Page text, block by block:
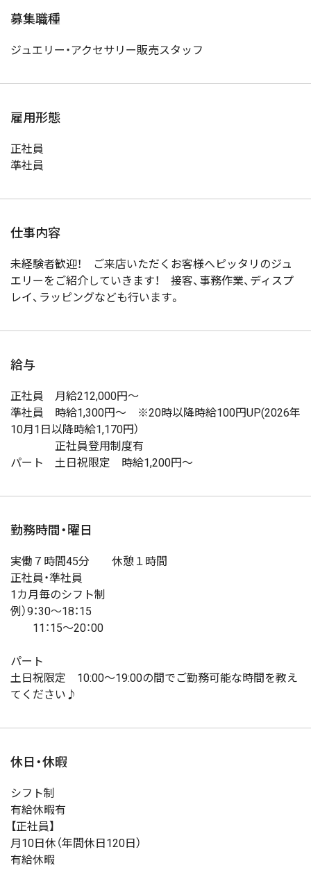
募集職種
ジュエリー・アクセサリー販売スタッフ
雇用形態
正社員
準社員
仕事内容
未経験者歓迎！ ご来店いただくお客様へピッタリのジュ
エリーをご紹介していきます！ 接客、事務作業、ディスプ
レイ、ラッピングなども行います。
給与
正社員 月給212,000円～
準社員 時給1,300円～ ※20時以降時給100円UP(2026年
10月1日以降時給1,170円）
正社員登用制度有
パート 土日祝限定 時給1,200円～
勤務時間・曜日
実働７時間45分 休憩１時間
正社員・準社員
1カ月毎のシフト制
例）9：30～18：15
11：15～20：00
パート
土日祝限定 10:00～19:00の間でご勤務可能な時間を教え
てください♪
休日・休暇
シフト制
有給休暇有
【正社員】
月10日休（年間休日120日）
有給休暇